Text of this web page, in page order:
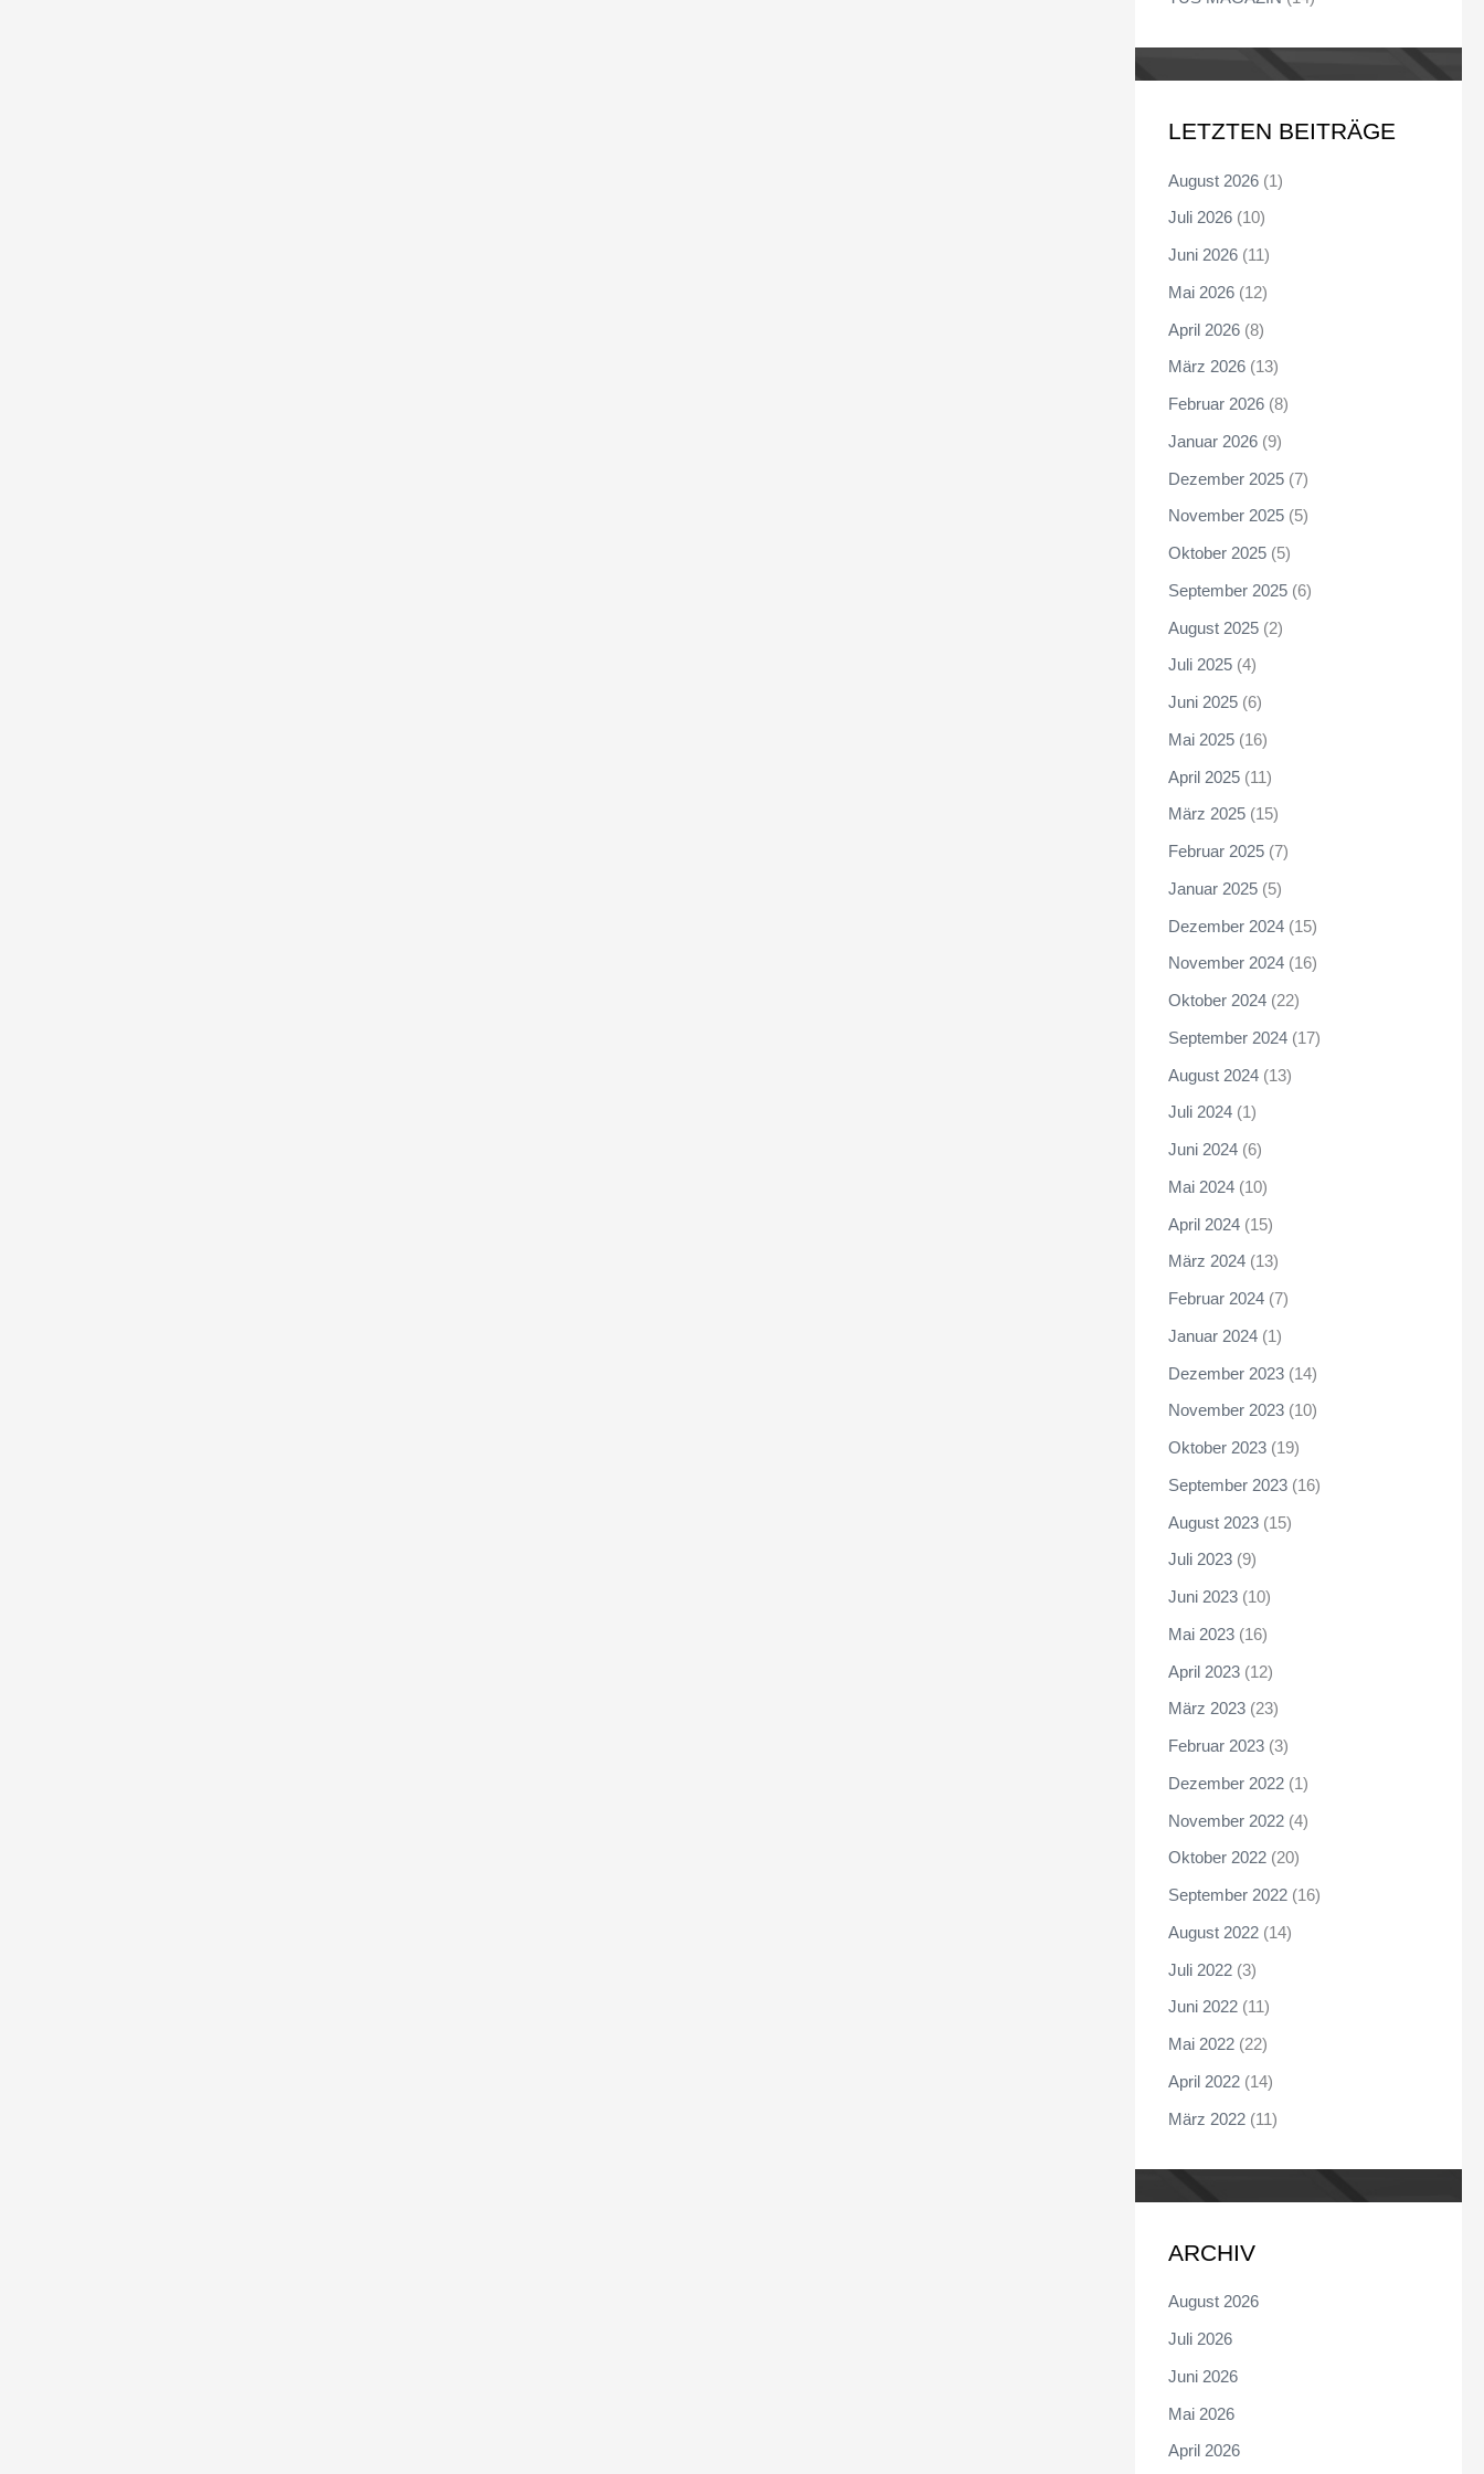
LETZTEN BEITRÄGE
August 2026 (1)
Juli 2026 (10)
Juni 2026 (11)
Mai 2026 (12)
April 2026 (8)
März 2026 (13)
Februar 2026 (8)
Januar 2026 (9)
Dezember 2025 (7)
November 2025 (5)
Oktober 2025 (5)
September 2025 (6)
August 2025 (2)
Juli 2025 (4)
Juni 2025 (6)
Mai 2025 (16)
April 2025 (11)
März 2025 (15)
Februar 2025 (7)
Januar 2025 (5)
Dezember 2024 (15)
November 2024 (16)
Oktober 2024 (22)
September 2024 (17)
August 2024 (13)
Juli 2024 (1)
Juni 2024 (6)
Mai 2024 (10)
April 2024 (15)
März 2024 (13)
Februar 2024 (7)
Januar 2024 (1)
Dezember 2023 (14)
November 2023 (10)
Oktober 2023 (19)
September 2023 (16)
August 2023 (15)
Juli 2023 (9)
Juni 2023 (10)
Mai 2023 (16)
April 2023 (12)
März 2023 (23)
Februar 2023 (3)
Dezember 2022 (1)
November 2022 (4)
Oktober 2022 (20)
September 2022 (16)
August 2022 (14)
Juli 2022 (3)
Juni 2022 (11)
Mai 2022 (22)
April 2022 (14)
März 2022 (11)
ARCHIV
August 2026
Juli 2026
Juni 2026
Mai 2026
April 2026